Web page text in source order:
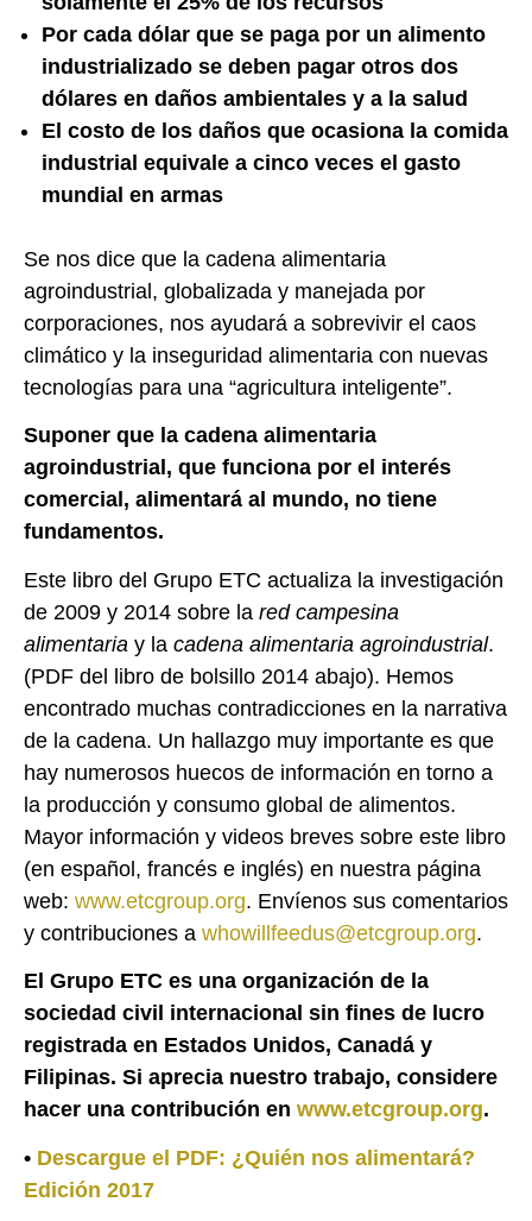
Por cada dólar que se paga por un alimento
industrializado se deben pagar otros dos
dólares en daños ambientales y a la salud
El costo de los daños que ocasiona la comida
industrial equivale a cinco veces el gasto
mundial en armas
Se nos dice que la cadena alimentaria
agroindustrial, globalizada y manejada por
corporaciones, nos ayudará a sobrevivir el caos
climático y la inseguridad alimentaria con nuevas
tecnologías para una “agricultura inteligente”.
Suponer que la cadena alimentaria
agroindustrial, que funciona por el interés
comercial, alimentará al mundo, no tiene
fundamentos.
Este libro del Grupo ETC actualiza la investigación
de 2009 y 2014 sobre la red campesina
alimentaria y la cadena alimentaria agroindustrial.
(PDF del libro de bolsillo 2014 abajo). Hemos
encontrado muchas contradicciones en la narrativa
de la cadena. Un hallazgo muy importante es que
hay numerosos huecos de información en torno a
la producción y consumo global de alimentos.
Mayor información y videos breves sobre este libro
(en español, francés e inglés) en nuestra página
web: www.etcgroup.org. Envíenos sus comentarios
y contribuciones a whowillfeedus@etcgroup.org.
El Grupo ETC es una organización de la
sociedad civil internacional sin fines de lucro
registrada en Estados Unidos, Canadá y
Filipinas. Si aprecia nuestro trabajo, considere
hacer una contribución en www.etcgroup.org.
• Descargue el PDF: ¿Quién nos alimentará?
Edición 2017